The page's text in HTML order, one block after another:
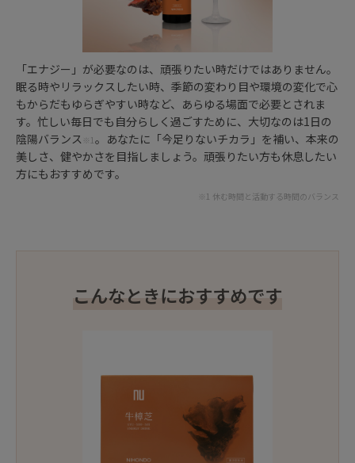
「エナジー」が必要なのは、頑張りたい時だけではありません。
眠る時やリラックスしたい時、季節の変わり目や環境の変化で心
もからだもゆらぎやすい時など、あらゆる場面で必要とされま
す。忙しい毎日でも自分らしく過ごすために、大切なのは1日の
陰陽バランス ※1。あなたに「今足りないチカラ」を補い、本来の
美しさ、健やかさを目指しましょう。頑張りたい方も休息したい
方にもおすすめです。
※1 休む時間と活動する時間のバランス
こんなときにおすすめです